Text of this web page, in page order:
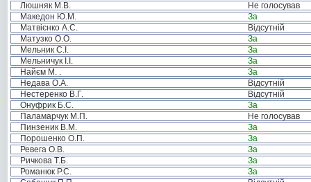
Люшняк М.В.
Не голосував
Македон Ю.М.
За
Матвієнко А.С.
Відсутній
Матузко О.О.
За
Мельник С.І.
За
Мельничук І.І.
За
Найєм М. .
За
Недава О.А.
Відсутній
Нестеренко В.Г.
Відсутній
Онуфрик Б.С.
За
Паламарчук М.П.
Не голосував
Пинзеник В.М.
За
Порошенко О.П.
За
Ревега О.В.
За
Ричкова Т.Б.
За
Романюк Р.С.
За